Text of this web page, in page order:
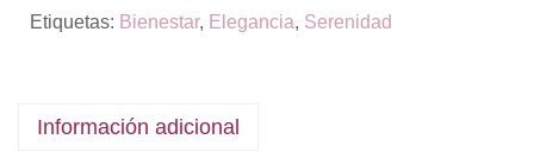
Etiquetas: Bienestar, Elegancia, Serenidad
Información adicional